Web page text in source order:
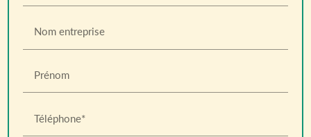
Nom entreprise
Prénom
Téléphone*